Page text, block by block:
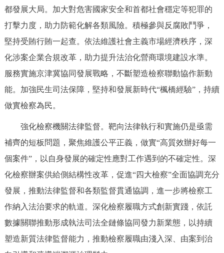
都發展大局。加大對危害國家安全和首都社會穩定等犯罪的
打擊力度，助力防範化解各類風險。積極參與反腐敗鬥爭，
堅持受賄行賄一起查。依法維護社會主義市場經濟秩序，深
化涉案企業合規改革，助力提升法治化營商環境建設水準。
服務實施京津冀協同發展戰略，不斷塑造檢察聯動協作新動
能。加強民生司法保障，堅持和發展新時代“楓橋經驗”，持續
做實檢察為民。
強化檢察機關法律監督。靶向法律執行和實施仍是亟需
補齊的短板問題，聚焦維護公平正義，做實“高質效辦好每一
個案件”，以自身發展的確定性應對工作遇到的不確定性。深
化檢察辦案供給側結構性改革，促進“四大檢察”全面協調充分
發展，推動法律監督和各類監督貫通協調，進一步將檢察工
作納入法治要求的軌道。深化檢察履職方式創新實踐，依託
數據關聯推動形成執法司法全鏈條協同發力新業態，以持續
塑造新質法律監督能力，推動檢察履職由淺入深、由案到治